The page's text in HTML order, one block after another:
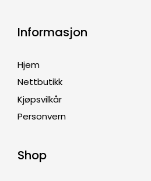
Informasjon
Hjem
Nettbutikk
Kjøpsvilkår
Personvern
Shop